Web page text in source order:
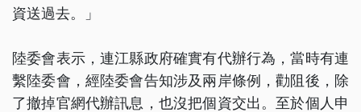
資送過去。」
陸委會表示，連江縣政府確實有代辦行為，當時有連
繫陸委會，經陸委會告知涉及兩岸條例，勸阻後，除
了撤掉官網代辦訊息，也沒把個資交出。至於個人申